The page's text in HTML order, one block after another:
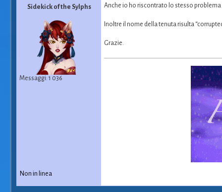
Sidekick of the Sylphs
Messaggi: 1 036
Anche io ho riscontrato lo stesso
Inoltre il nome della tenuta risulta
Grazie.
Non in linea